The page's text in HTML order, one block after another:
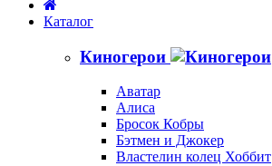
Каталог
Киногерои
Аватар
Алиса
Бросок Кобры
Бэтмен и Джокер
Властелин колец Хоббит